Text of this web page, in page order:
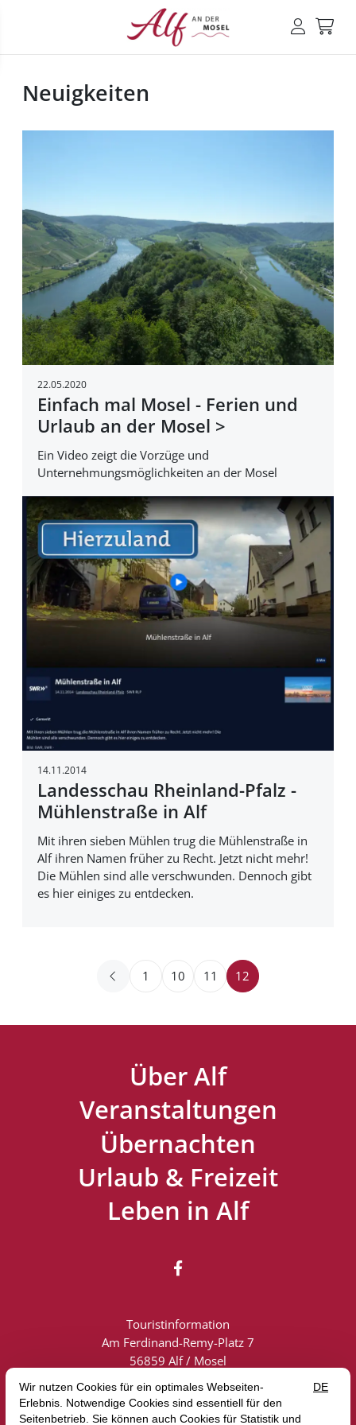
Neuigkeiten
22.05.2020
Einfach mal Mosel - Ferien und
Urlaub an der Mosel >
Ein Video zeigt die Vorzüge und
Unternehmungsmöglichkeiten an der Mosel
14.11.2014
Landesschau Rheinland-Pfalz -
Mühlenstraße in Alf
Mit ihren sieben Mühlen trug die Mühlenstraße in
Alf ihren Namen früher zu Recht. Jetzt nicht mehr!
Die Mühlen sind alle verschwunden. Dennoch gibt
es hier einiges zu entdecken.
1 10 11 12
Über Alf
Veranstaltungen
Übernachten
Urlaub & Freizeit
Leben in Alf

Touristinformation
Am Ferdinand-Remy-Platz 7
56859 Alf / Mosel
info@alf-mosel.de